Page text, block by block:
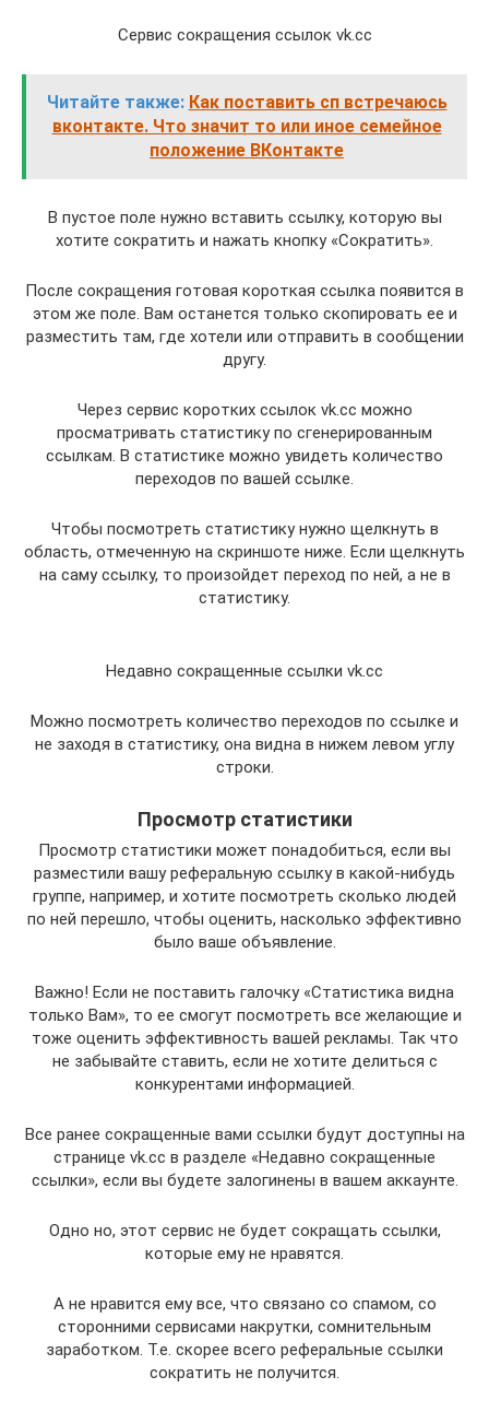
Сервис сокращения ссылок vk.cc
Читайте также: Как поставить сп встречаюсь
вконтакте. Что значит то или иное семейное
положение ВКонтакте
В пустое поле нужно вставить ссылку, которую вы
хотите сократить и нажать кнопку «Сократить».
После сокращения готовая короткая ссылка появится в
этом же поле. Вам останется только скопировать ее и
разместить там, где хотели или отправить в сообщении
другу.
Через сервис коротких ссылок vk.cc можно
просматривать статистику по сгенерированным
ссылкам. В статистике можно увидеть количество
переходов по вашей ссылке.
Чтобы посмотреть статистику нужно щелкнуть в
область, отмеченную на скриншоте ниже. Если щелкнуть
на саму ссылку, то произойдет переход по ней, а не в
статистику.
Недавно сокращенные ссылки vk.cc
Можно посмотреть количество переходов по ссылке и
не заходя в статистику, она видна в нижем левом углу
строки.
Просмотр статистики
Просмотр статистики может понадобиться, если вы
разместили вашу реферальную ссылку в какой-нибудь
группе, например, и хотите посмотреть сколько людей
по ней перешло, чтобы оценить, насколько эффективно
было ваше объявление.
Важно! Если не поставить галочку «Статистика видна
только Вам», то ее смогут посмотреть все желающие и
тоже оценить эффективность вашей рекламы. Так что
не забывайте ставить, если не хотите делиться с
конкурентами информацией.
Все ранее сокращенные вами ссылки будут доступны на
странице vk.cc в разделе «Недавно сокращенные
ссылки», если вы будете залогинены в вашем аккаунте.
Одно но, этот сервис не будет сокращать ссылки,
которые ему не нравятся.
А не нравится ему все, что связано со спамом, со
сторонними сервисами накрутки, сомнительным
заработком. Т.е. скорее всего реферальные ссылки
сократить не получится.